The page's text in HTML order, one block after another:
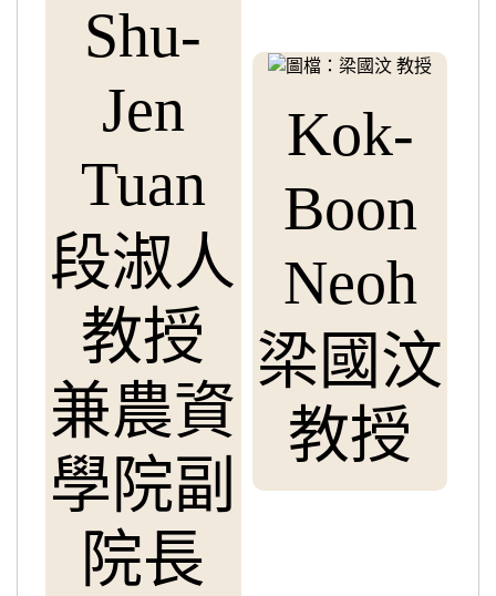
Shu-
Jen
Tuan
段淑人
教授
兼農資
學院副
院長
Kok-
Boon
Neoh
梁國汶
教授